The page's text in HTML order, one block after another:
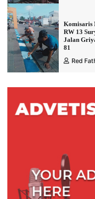
Komisaris
RW 13
Jalan
81
Red